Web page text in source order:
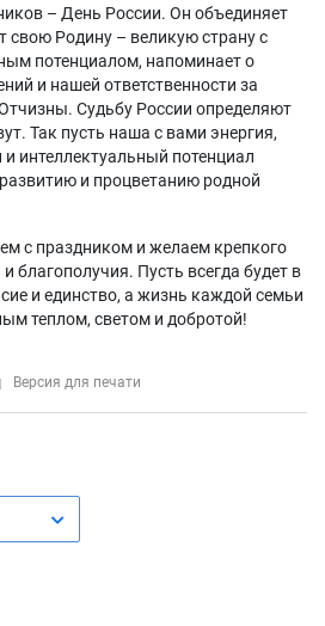
– День России. Он объединяет
свою Родину – великую страну с
потенциалом, напоминает о
и нашей ответственности за
Судьбу России определяют
Так пусть наша с вами энергия,
интеллектуальный потенциал
и процветанию родной
с праздником и желаем крепкого
благополучия. Пусть всегда будет в
и единство, а жизнь каждой семьи
теплом, светом и добротой!
Версия для печати